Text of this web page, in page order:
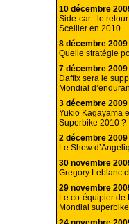
10 décembre
Side-car : le
Scellier en 2010
8 décembre 2009
Quelle stratégie
7 décembre 2009
Daffix sera le
Mondial
3 décembre 2009
Yukio Kagayama
Superbike 2010 ?
2 décembre 2009
Le Show
30 novembre
Gregory Leblanc
29 novembre
Le co-équipier de
Mondial